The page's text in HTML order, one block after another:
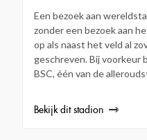
Een bezoek aan
zonder een bezoek aan
op als naast het veld al
geschreven. Bij voorkeur
BSC, één van de
Bekijk dit stadion